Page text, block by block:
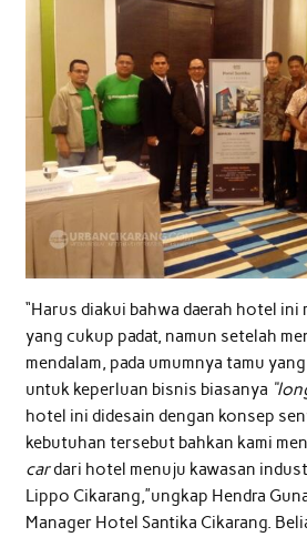
“Harus diakui bahwa daerah hotel ini
yang cukup padat, namun setelah
mendalam, pada umumnya tamu
untuk keperluan bisnis biasanya
hotel ini didesain dengan konsep
kebutuhan tersebut bahkan kami
cardari hotel menuju kawasan
Lippo Cikarang,”ungkap Hendra
Manager Hotel Santika Cikarang.